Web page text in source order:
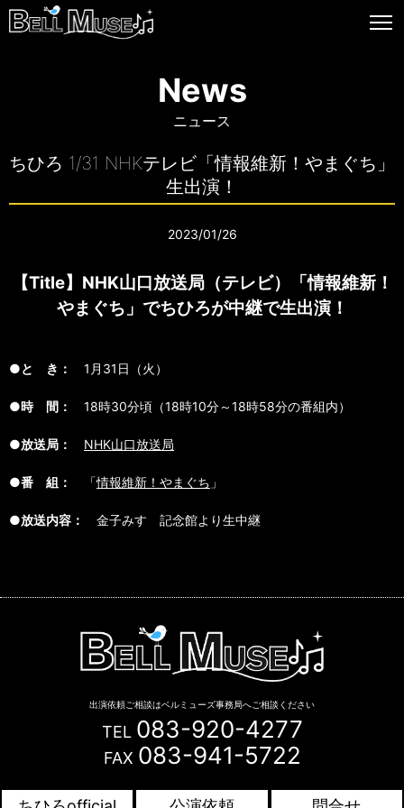
News
ニュース
ちひろ 1/31 NHKテレビ「情報維新！やまぐち」
生出演！
2023/01/26
【Title】NHK山口放送局（テレビ）「情報維新！
やまぐち」でちひろが中継で生出演！
●と き： 1月31日（火）
●時 間： 18時30分頃（18時10分～18時58分の番組内）
●放送局： NHK山口放送局
●番 組： 「情報維新！やまぐち 」
●放送内容： 金子みすゞ記念館より生中継
出演依頼ご相談はベルミューズ事務局へご相談ください
TEL 083-920-4277
FAX 083-941-5722
Copyright © BELL MUSE. All Rights Reserved.